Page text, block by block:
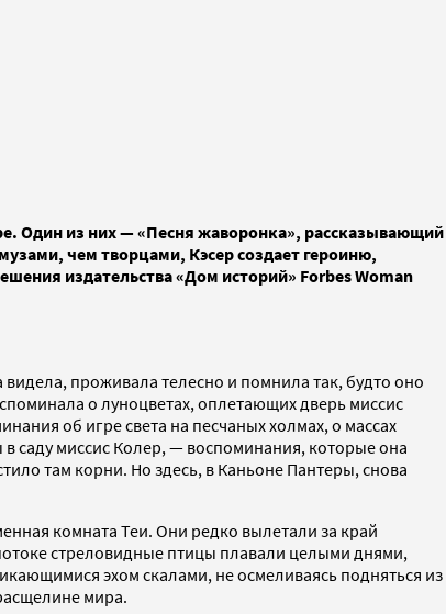
Один из них — «Песня жаворонка», рассказывающий
чем творцами, Кэсер создает героиню,
издательства «Дом историй» Forbes Woman
проживала телесно и помнила так, будто оно
о луноцветах, оплетающих дверь миссис
об игре света на песчаных холмах, о массах
саду миссис Колер, — воспоминания, которые она
там корни. Но здесь, в Каньоне Пантеры, снова
комната Теи. Они редко вылетали за край
стреловидные птицы плавали целыми днями,
эхом скалами, не осмеливаясь подняться из
мира.